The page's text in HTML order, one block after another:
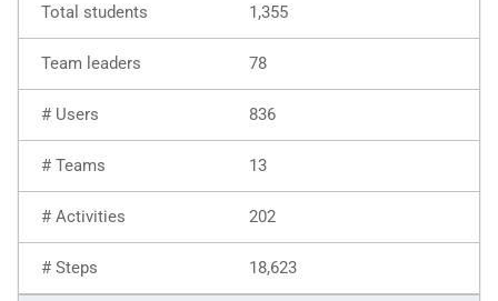
1,355
78
836
13
202
18,623